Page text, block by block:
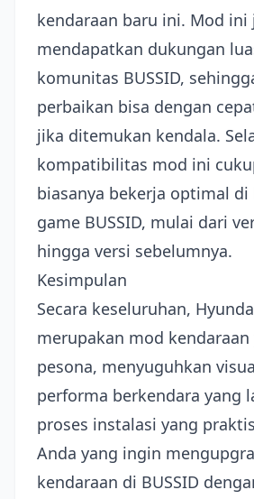
kendaraan baru ini. Mod ini
mendapatkan dukungan
komunitas BUSSID,
perbaikan bisa dengan
jika ditemukan kendala.
kompatibilitas mod ini
biasanya bekerja optimal di
game BUSSID, mulai dari
hingga versi sebelumnya.
Kesimpulan
Secara keseluruhan,
merupakan mod
pesona, menyuguhkan
performa berkendara yang
proses instalasi yang
Anda yang ingin
kendaraan di BUSSID